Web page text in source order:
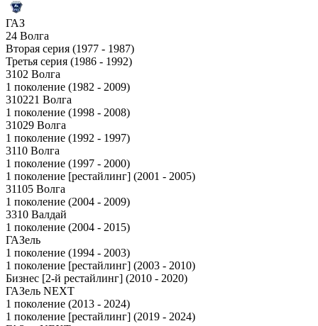
ГАЗ
24 Волга
Вторая серия (1977 - 1987)
Третья серия (1986 - 1992)
3102 Волга
1 поколение (1982 - 2009)
310221 Волга
1 поколение (1998 - 2008)
31029 Волга
1 поколение (1992 - 1997)
3110 Волга
1 поколение (1997 - 2000)
1 поколение [рестайлинг] (2001 - 2005)
31105 Волга
1 поколение (2004 - 2009)
3310 Валдай
1 поколение (2004 - 2015)
ГАЗель
1 поколение (1994 - 2003)
1 поколение [рестайлинг] (2003 - 2010)
Бизнес [2-й рестайлинг] (2010 - 2020)
ГАЗель NEXT
1 поколение (2013 - 2024)
1 поколение [рестайлинг] (2019 - 2024)